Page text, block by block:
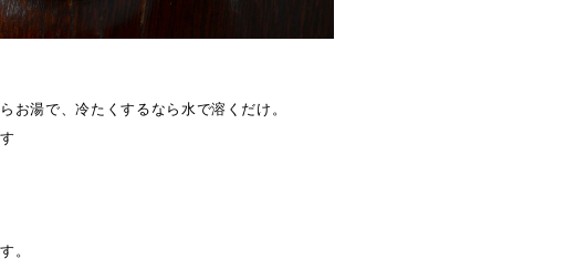
お湯で、冷たくするなら水で溶くだけ。
。